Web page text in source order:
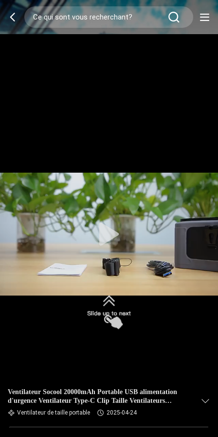
Ventilateur Socool 20000mAh Portable USB alimentation
d'urgence Ventilateur Type-C Clip Taille Ventilateurs
portables
Ventilateur de taille portable 2025-04-24